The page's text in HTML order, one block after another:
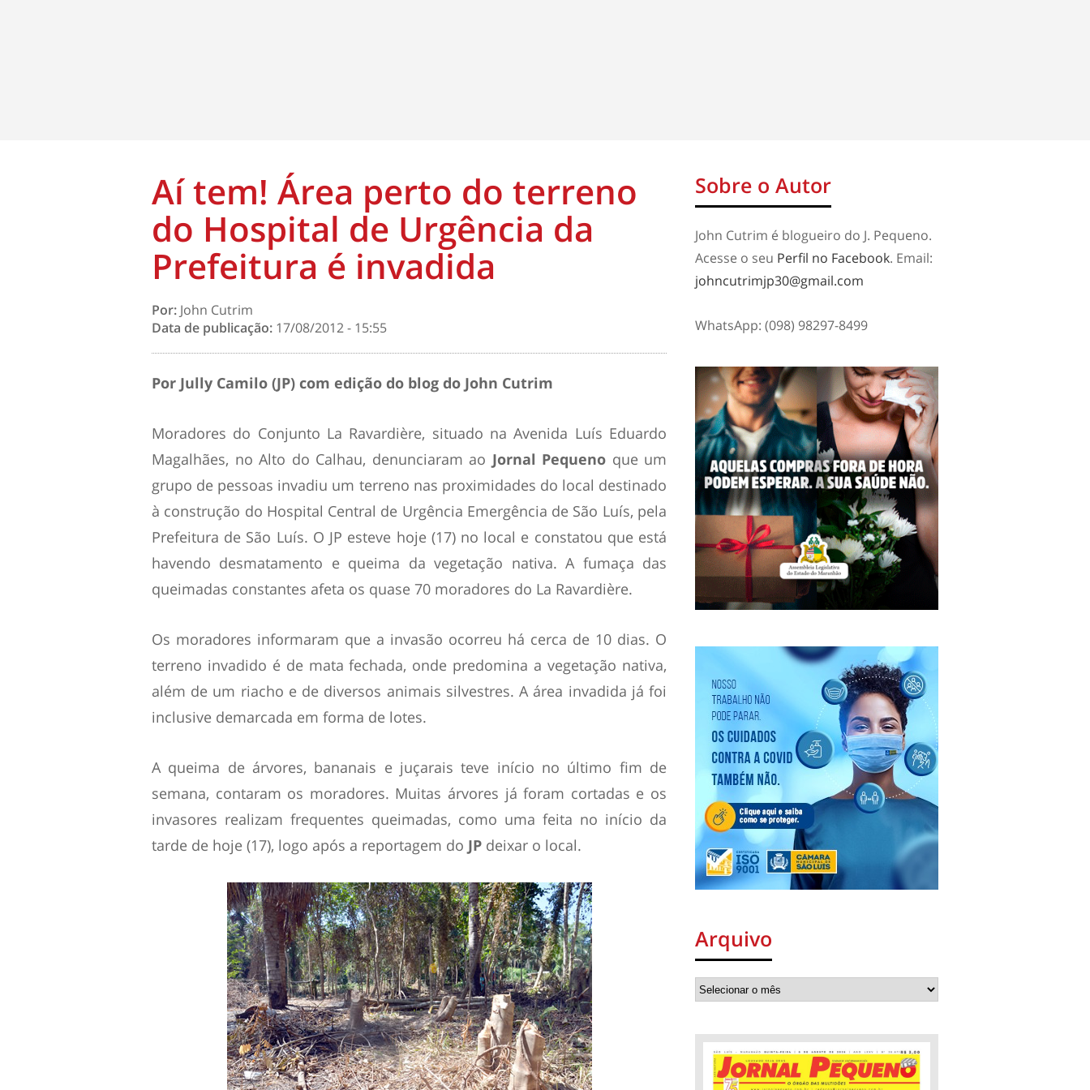
Aí tem! Área perto do terreno
do Hospital de Urgência da
Prefeitura é invadida
Por: John Cutrim
Data de publicação: 17/08/2012 - 15:55
Por Jully Camilo (JP) com edição do blog do John Cutrim
Moradores do Conjunto La Ravardière, situado na Avenida Luís Eduardo
Magalhães, no Alto do Calhau, denunciaram ao Jornal Pequeno que um
grupo de pessoas invadiu um terreno nas proximidades do local destinado
à construção do Hospital Central de Urgência Emergência de São Luís, pela
Prefeitura de São Luís. O JP esteve hoje (17) no local e constatou que está
havendo desmatamento e queima da vegetação nativa. A fumaça das
queimadas constantes afeta os quase 70 moradores do La Ravardière.
Os moradores informaram que a invasão ocorreu há cerca de 10 dias. O
terreno invadido é de mata fechada, onde predomina a vegetação nativa,
além de um riacho e de diversos animais silvestres. A área invadida já foi
inclusive demarcada em forma de lotes.
A queima de árvores, bananais e juçarais teve início no último fim de
semana, contaram os moradores. Muitas árvores já foram cortadas e os
invasores realizam frequentes queimadas, como uma feita no início da
tarde de hoje (17), logo após a reportagem do JP deixar o local.
Sobre o Autor
John Cutrim é blogueiro do J. Pequeno.
Acesse o seu Perfil no Facebook. Email:
johncutrimjp30@gmail.com
WhatsApp: (098) 98297-8499
Arquivo